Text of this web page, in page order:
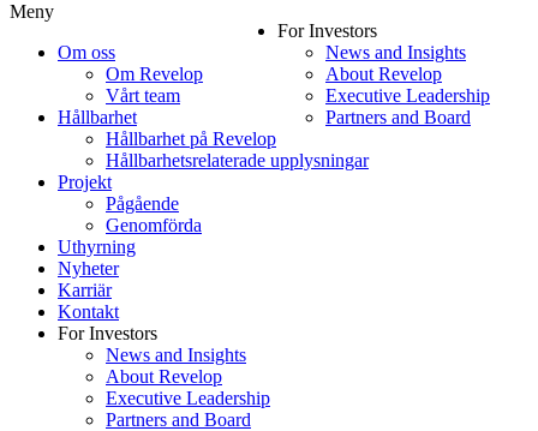
For Investors
News and Insights
About Revelop
Executive Leadership
Partners and Board
Meny
Om oss
Om Revelop
Vårt team
Hållbarhet
Hållbarhet på Revelop
Hållbarhetsrelaterade upplysningar
Projekt
Pågående
Genomförda
Uthyrning
Nyheter
Karriär
Kontakt
For Investors
News and Insights
About Revelop
Executive Leadership
Partners and Board